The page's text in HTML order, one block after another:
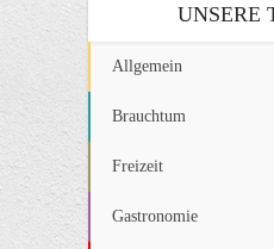
UNSERE
Allgemein
Brauchtum
Freizeit
Gastronomie